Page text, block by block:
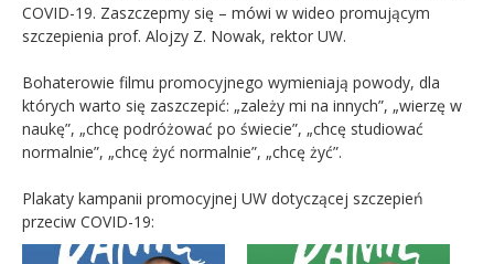
COVID-19. Zaszczepmy się – mówi w wideo promującym
szczepienia prof. Alojzy Z. Nowak, rektor UW.
Bohaterowie filmu promocyjnego wymieniają powody, dla
których warto się zaszczepić: „zależy mi na innych”, „wierzę w
naukę”, „chcę podróżować po świecie”, „chcę studiować
normalnie”, „chcę żyć normalnie”, „chcę żyć”.
Plakaty kampanii promocyjnej UW dotyczącej szczepień
przeciw COVID-19: